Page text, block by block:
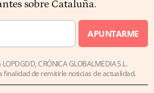
sobre Cataluña.
APUNTARME
CRÓNICA GLOBALMEDIA S.L.
finalidad de remitirle noticias de actualidad.